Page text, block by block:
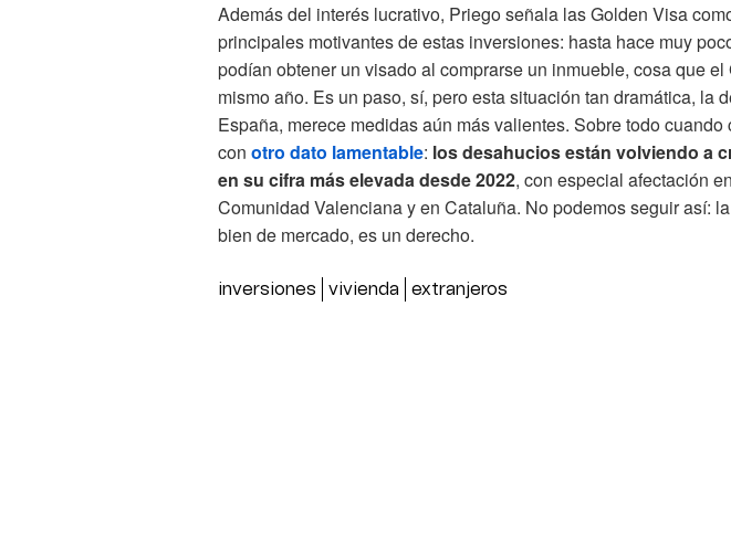
Además del interés lucrativo, Priego señala las Golden Visa
principales motivantes de estas inversiones: hasta hace muy
podían obtener un visado al comprarse un inmueble, cosa que
mismo año. Es un paso, sí, pero esta situación tan dramática, la
España, merece medidas aún más valientes. Sobre todo cuando
con otro dato lamentable: los desahucios están volviendo a
en su cifra más elevada desde 2022, con especial afectación
Comunidad Valenciana y en Cataluña. No podemos seguir así:
bien de mercado, es un derecho.
inversiones vivienda extranjeros